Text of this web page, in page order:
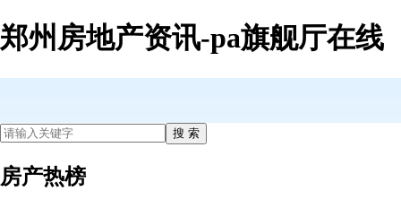
郑州房地产资讯-pa旗舰厅在线
房产热榜